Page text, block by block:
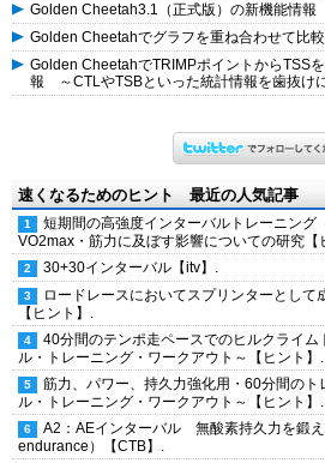
Golden Cheetah3.1（正式版）の新機能情報
Golden Cheetahでグラフを重ね合わせて比
Golden CheetahでTRIMPポイントからTSS
報 ～CTLやTSBといった統計情報を歯抜け
速くなるためのヒント 最近の人気記事
短期間の高強度インターバルトレーニング
VO2max・筋力に及ぼす影響についての研究【
30+30インターバル【itv】.
ロードレースにおいてスプリンターとして
【ヒント】.
40分間のテンポ走ペースでのヒルクライ
ル・トレーニング・ワークアウト～【ヒント】.
筋力、パワー、持久力強化用・60分間の
ル・トレーニング・ワークアウト～【ヒント】.
A2：AEインターバル 無酸素持久力を鍛
endurance）【CTB】.